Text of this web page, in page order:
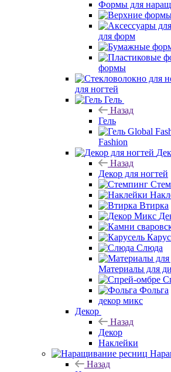
Формы для
для форм
формы
для ногтей
Гель
Назад
Гель
Fashion
Назад
Декор для ногтей
Втирка
Слюда
Материалы для
Фольга
декор микс
Декор
Назад
Декор
Наклейки
Назад